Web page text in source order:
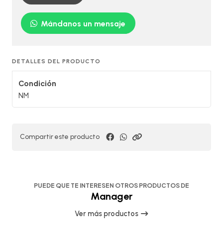
Mándanos un mensaje
DETALLES DEL PRODUCTO
Condición
NM
Compartir este producto
PUEDE QUE TE INTERESEN OTROS PRODUCTOS DE
Manager
Ver más productos